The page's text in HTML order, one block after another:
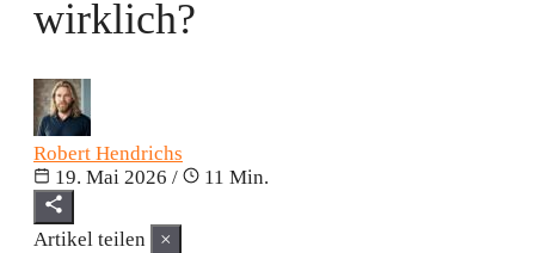
wirklich?
Robert Hendrichs
19. Mai 2026 / 11 Min.
Artikel teilen
×